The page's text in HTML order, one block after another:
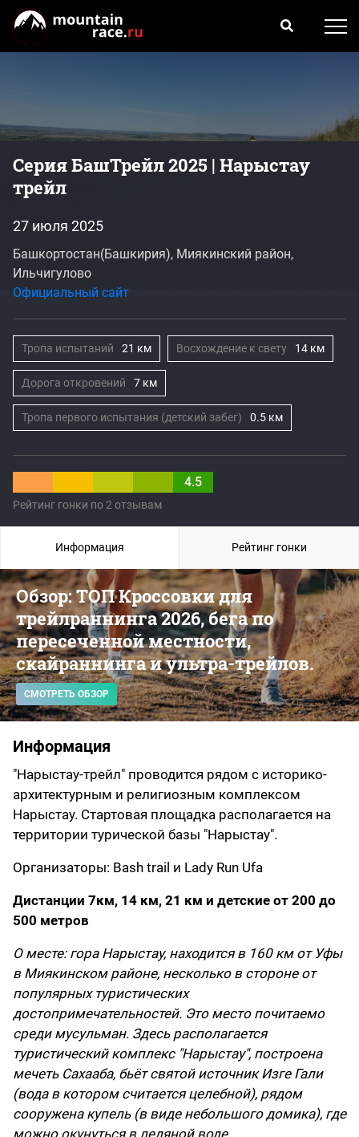
Серия БашТрейл 2025 | Нарыстау
трейл
4.5
Рейтинг гонки по 2 отзывам
27 июля 2025
Башкортостан(Башкирия), Миякинский район,
Ильчигулово
Официальный сайт
Тропа испытаний 21 км Восхождение к свету 14 км
Дорога откровений 7 км
Тропа первого испытания (детский забег) 0.5 км
Обзор: ТОП Кроссовки для
трейлраннинга 2026, бега по
пересеченной местности,
скайраннинга и ультра-трейлов.
СМОТРЕТЬ ОБЗОР
Информация
"Нарыстау-трейл" проводится рядом с историко-
архитектурным и религиозным комплексом
Нарыстау. Стартовая площадка располагается на
территории турической базы "Нарыстау".
Организаторы: Bash trail и Lady Run Ufa
Дистанции 7км, 14 км, 21 км и детские от 200 до
500 метров
О месте: гора Нарыстау, находится в 160 км от Уфы
в Миякинском районе, несколько в стороне от
популярных туристических
достопримечательностей. Это место почитаемо
среди мусульман. Здесь располагается
туристический комплекс "Нарыстау", построена
мечеть Сахааба, бьёт святой источник Изге Гали
(вода в котором считается целебной), рядом
сооружена купель (в виде небольшого домика), где
можно окунуться в ледяной воде.
Информация Рейтинг гонки